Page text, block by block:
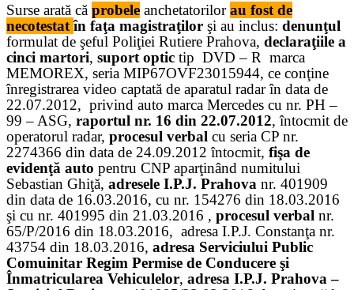
Surse arată că probele anchetatorilorau fost de
necotestatîn faţa magistraţilor şi au inclus: denunţul
formulat de şeful Poliţiei Rutiere Prahova, declaraţiile a
cinci martori, suport optic tip DVD – R marca
MEMOREX, seria MIP67OVF23015944, ce conţine
înregistrarea video captată de aparatul radar în data de
22.07.2012, privind auto marca Mercedes cu nr. PH –
99 – ASG, raportul nr. 16 din 22.07.2012, întocmit de
operatorul radar, procesul verbal cu seria CP nr.
2274366 din data de 24.09.2012 întocmit, fişa de
evidenţă auto pentru CNP aparţinând numitului
Sebastian Ghiţă, adresele I.P.J. Prahova nr. 401909
din data de 16.03.2016, cu nr. 154276 din 18.03.2016
şi cu nr. 401995 din 21.03.2016 , procesul verbal nr.
65/P/2016 din 18.03.2016, adresa I.P.J. Constanţa nr.
43754 din 18.03.2016, adresa Serviciului Public
Comuinitar Regim Permise de Conducere şi
Înmatricularea Vehiculelor, adresa I.P.J. Prahova –